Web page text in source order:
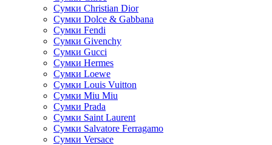
Сумки Christian Dior
Сумки Dolce & Gabbana
Сумки Fendi
Сумки Givenchy
Сумки Gucci
Сумки Hermes
Сумки Loewe
Сумки Louis Vuitton
Сумки Miu Miu
Сумки Prada
Сумки Saint Laurent
Сумки Salvatore Ferragamo
Сумки Versace